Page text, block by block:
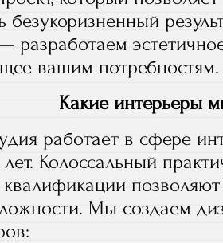
безукоризненный
разработаем
вашим потребностям.
Какие интерьеры
работает в сфере
лет. Колоссальный
Мы создаем